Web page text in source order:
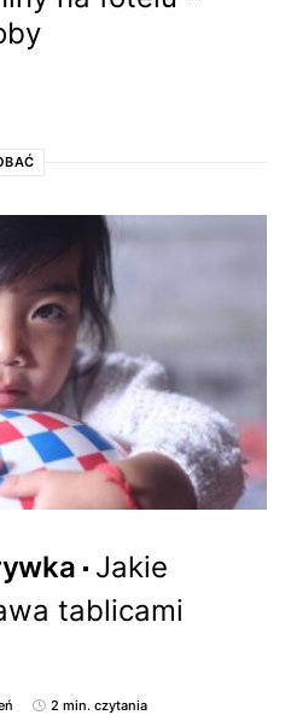
Jakie
tablicami
2 min. czytania